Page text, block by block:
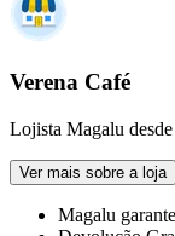
Verena Café
Lojista Magalu
Ver mais sobre a loja
Magalu garante